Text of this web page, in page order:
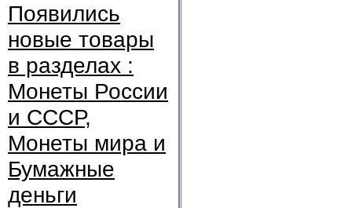
Появились
новые товары
в разделах :
Монеты России
и СССР,
Монеты мира и
Бумажные
деньги